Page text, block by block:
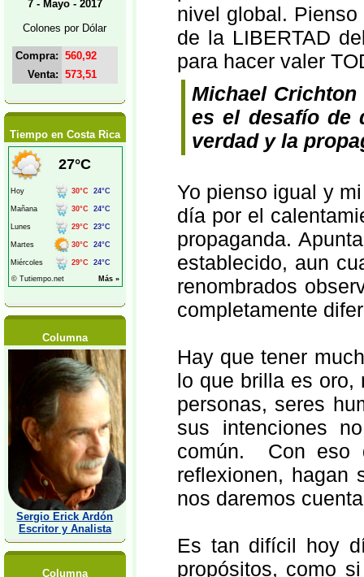
7 - Mayo - 2017
Colones por Dólar
Compra: 560,92
Venta: 573,51
Tiempo en Costa Rica
Columna
Sergio Erick Ardón
Escritor y Analista
Columna
nivel global.
de la LIBERTAD
para hacer valer
Michael
es el desafío de
verdad y la
Yo pienso igual y
día por el
propaganda.
establecido, aun
renombrados
completamente
Hay que tener
lo que brilla es oro,
personas, seres
sus intenciones
común. Con eso
reflexionen, hagan
nos daremos
Es tan difícil hoy
propósitos, como